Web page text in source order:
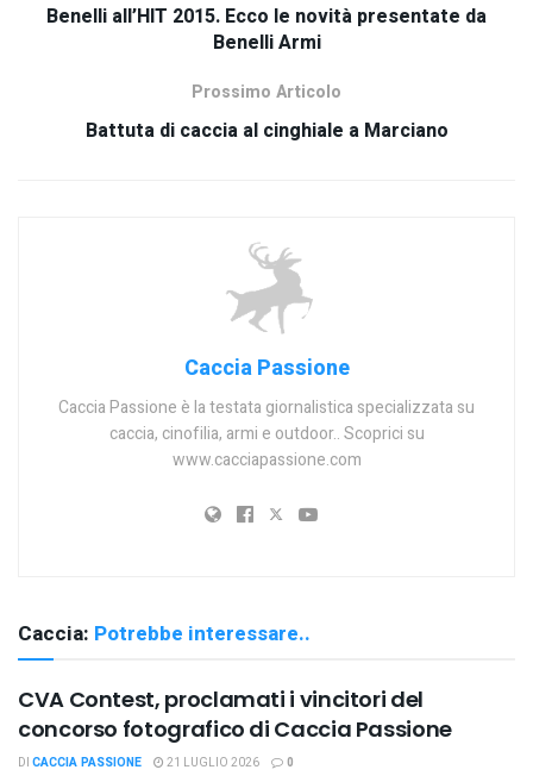
Benelli all’HIT 2015. Ecco le novità presentate da
Benelli Armi
Prossimo Articolo
Battuta di caccia al cinghiale a Marciano
Caccia Passione
Caccia Passione è la testata giornalistica specializzata su
caccia, cinofilia, armi e outdoor.. Scoprici su
www.cacciapassione.com
Caccia: Potrebbe interessare..
CVA Contest, proclamati i vincitori del
concorso fotografico di Caccia Passione
DI CACCIA PASSIONE 21 LUGLIO 2026 0